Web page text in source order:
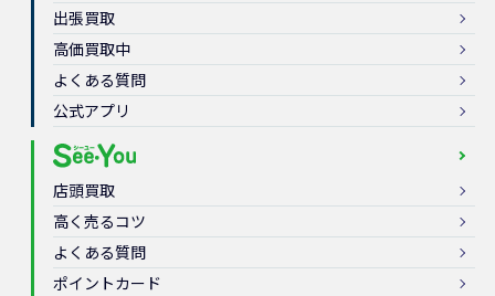
出張買取
高価買取中
よくある質問
公式アプリ
店頭買取
高く売るコツ
よくある質問
ポイントカード